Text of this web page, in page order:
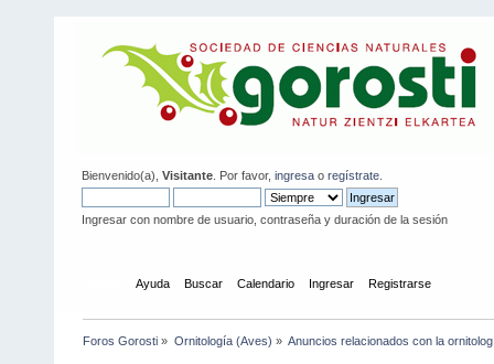
Bienvenido(a), Visitante . Por favor, ingresa o regístrate
Ingresar con nombre de usuario, contraseña y duración de la sesión
Ayuda Buscar Calendario Ingresar Registrarse
Foros Gorosti » Ornitología (Aves) » Anuncios relacionados con la